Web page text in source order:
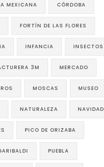
MEXICANA CÓRDOBA
FORTÍN DE LAS FLORES
INFANCIA INSECTOS
3M MERCADO
MOSCAS MUSEO
NATURALEZA NAVIDAD
PICO DE ORIZABA
PUEBLA